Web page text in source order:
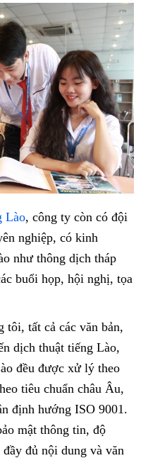
Lào, công ty còn có đội
nghiệp, có kinh
như thông dịch tháp
buổi họp, hội nghị, tọa
tôi, tất cả các văn bản,
dịch thuật tiếng Lào,
đều được xử lý theo
tiêu chuẩn châu Âu,
định hướng ISO 9001.
mật thông tin, độ
đủ nội dung và văn